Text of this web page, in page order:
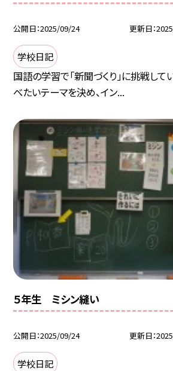
公開日 2025/09/24 更新日
学校日記
国語の学習で「新聞づくり」に挑戦して
べたいテーマを決め、イン...
５年生 ミシン縫い
公開日 2025/09/24 更新日
学校日記